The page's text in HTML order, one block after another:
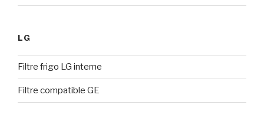
LG
Filtre frigo LG interne
Filtre compatible GE